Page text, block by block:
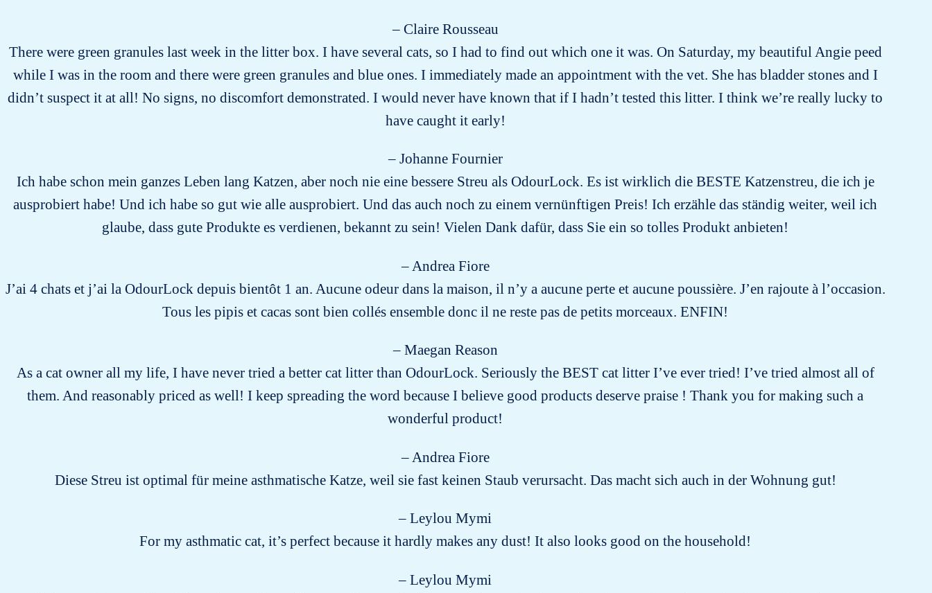
– Claire Rousseau
There were green granules last week in the litter box. I have several cats, so I had to find out which one it was. On Saturday, my beautiful Angie peed
while I was in the room and there were green granules and blue ones. I immediately made an appointment with the vet. She has bladder stones and I
didn’t suspect it at all! No signs, no discomfort demonstrated. I would never have known that if I hadn’t tested this litter. I think we’re really lucky to
have caught it early!
– Johanne Fournier
Ich habe schon mein ganzes Leben lang Katzen, aber noch nie eine bessere Streu als OdourLock. Es ist wirklich die BESTE Katzenstreu, die ich je
ausprobiert habe! Und ich habe so gut wie alle ausprobiert. Und das auch noch zu einem vernünftigen Preis! Ich erzähle das ständig weiter, weil ich
glaube, dass gute Produkte es verdienen, bekannt zu sein! Vielen Dank dafür, dass Sie ein so tolles Produkt anbieten!
– Andrea Fiore
J’ai 4 chats et j’ai la OdourLock depuis bientôt 1 an. Aucune odeur dans la maison, il n’y a aucune perte et aucune poussière. J’en rajoute à l’occasion.
Tous les pipis et cacas sont bien collés ensemble donc il ne reste pas de petits morceaux. ENFIN!
– Maegan Reason
As a cat owner all my life, I have never tried a better cat litter than OdourLock. Seriously the BEST cat litter I’ve ever tried! I’ve tried almost all of
them. And reasonably priced as well! I keep spreading the word because I believe good products deserve praise ! Thank you for making such a
wonderful product!
– Andrea Fiore
Diese Streu ist optimal für meine asthmatische Katze, weil sie fast keinen Staub verursacht. Das macht sich auch in der Wohnung gut!
– Leylou Mymi
For my asthmatic cat, it’s perfect because it hardly makes any dust! It also looks good on the household!
– Leylou Mymi